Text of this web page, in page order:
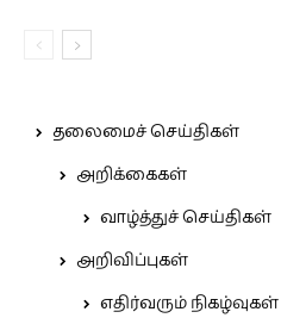
தலைமைச் செய்திகள்
அறிக்கைகள்
வாழ்த்துச் செய்திகள்
அறிவிப்புகள்
எதிர்வரும் நிகழ்வுகள்